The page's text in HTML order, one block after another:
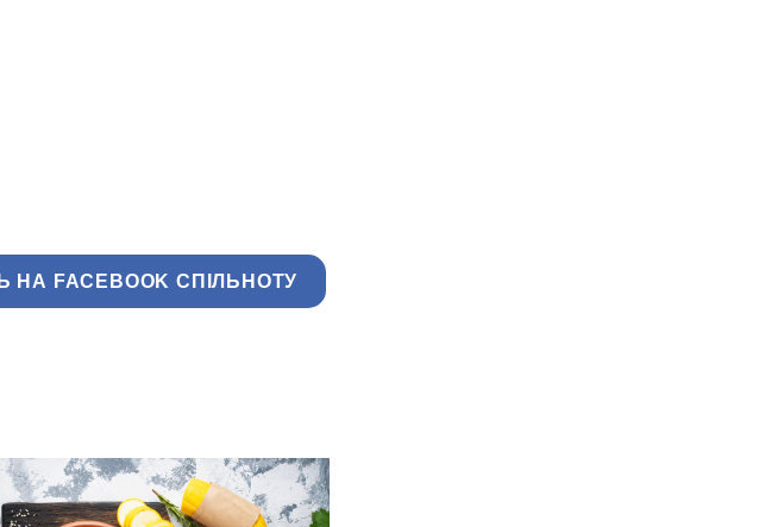
НА FACEBOOK СПІЛЬНОТУ